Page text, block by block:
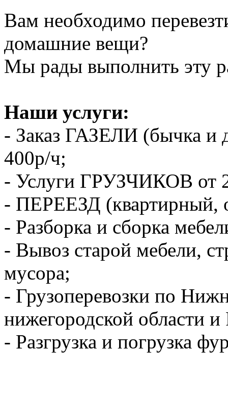
Вам необходимо
домашние вещи?
Мы рады выполнить эту
Наши услуги:
- Заказ ГАЗЕЛИ (бычка и
400р/ч;
- Услуги ГРУЗЧИКОВ от
- ПЕРЕЕЗД (квартирный,
- Разборка и сборка
- Вывоз старой мебели,
мусора;
- Грузоперевозки по
нижегородской области и
- Разгрузка и погрузка